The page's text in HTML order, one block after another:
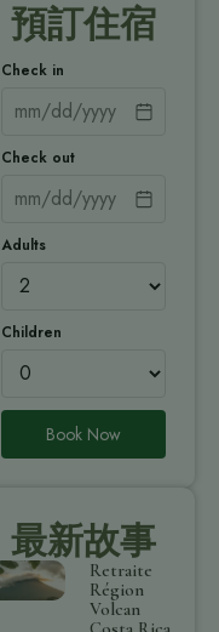
預訂住宿
Check in
Check out
Adults
Children
Book Now
最新故事
Retraite
Région
Volcan